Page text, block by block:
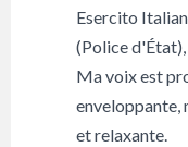
Esercito
(Police
Ma voix est
enveloppante,
et relaxante.